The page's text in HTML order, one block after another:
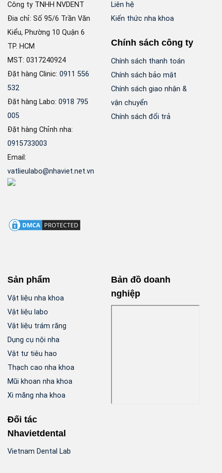
Công ty TNHH NVDENT
Đia chỉ: Số 95/6 Trần Văn
Kiểu, Phường 10 Quận 6
TP. HCM
MST: 0317240924
Đặt hàng Clinic: 0911 556
532
Đặt hàng Labo: 0918 795
005
Đặt hàng Chỉnh nha:
0915733003
Email:
vatlieulabo@nhaviet.net.vn
Liên hệ
Kiến thức nha khoa
Chính sách công ty
Chính sách thanh toán
Chính sách bảo mật
Chính sách giao nhận &
vận chuyển
Chính sách đổi trả
Sản phẩm
Vật liệu nha khoa
Vật liệu labo
Vật liệu trám răng
Dụng cụ nội nha
Vật tư tiêu hao
Thạch cao nha khoa
Mũi khoan nha khoa
Xi măng nha khoa
Đối tác
Nhavietdental
Vietnam Dental Lab
Bản đồ doanh
nghiệp